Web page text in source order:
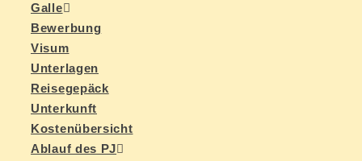
Gal­le
Be­wer­bung
Vi­sum
Un­ter­la­gen
Rei­se­ge­päck
Un­ter­kunft
Kos­ten­über­sicht
Ab­lauf des PJ